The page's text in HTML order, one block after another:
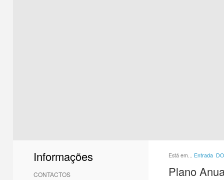
Informações
CONTACTOS
Está em... Entrada
Plano